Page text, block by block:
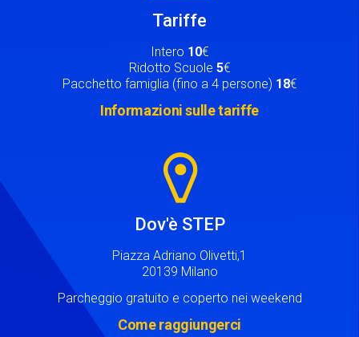
Tariffe
Intero 10€
Ridotto Scuole 5€
Pacchetto famiglia (fino a 4 persone) 18€
Informazioni sulle tariffe
Dov'è STEP
Piazza Adriano Olivetti,1
20139 Milano
Parcheggio gratuito e coperto nei weekend
Come raggiungerci